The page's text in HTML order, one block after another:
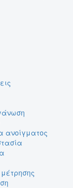
ανοίγματος